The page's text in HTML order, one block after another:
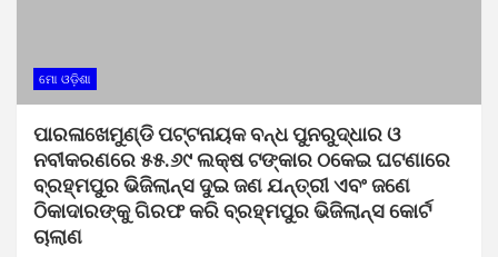
ମୋ ଓଡ଼ିଶା
ପାରଳାଖେମୁଣ୍ଡି ପଟ୍ଟନାୟକ ବନ୍ଧ ପୁନରୁଦ୍ଧାର ଓ
ନବୀକରଣରେ ୫୫.୬୯ ଲକ୍ଷ ଟଙ୍କାର ଠକେଇ ଘଟଣାରେ
ବ୍ରହ୍ମପୁର ଭିଜିଲାନ୍ସ ଦୁଇ ଜଣ ଯନ୍ତ୍ରୀ ଏବଂ ଜଣେ
ଠିକାଦାରଙ୍କୁ ଗିରଫ କରି ବ୍ରହ୍ମପୁର ଭିଜିଲାନ୍ସ କୋର୍ଟ
ଚାଲାଣ